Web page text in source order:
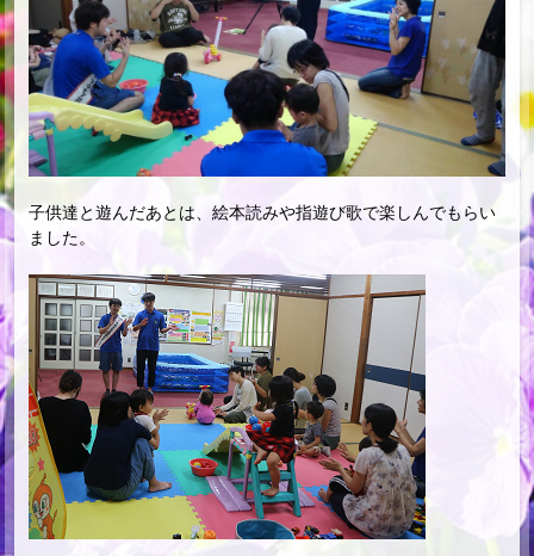
子供達と遊んだあとは、絵本読みや指遊び歌で楽しんでもらい
ました。